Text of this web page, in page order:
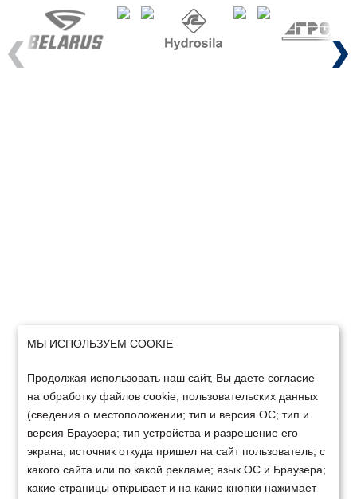
Previous Next
МЫ ИСПОЛЬЗУЕМ COOKIE
Продолжая использовать наш сайт, Вы даете согласие
на обработку файлов cookie, пользовательских данных
(сведения о местоположении; тип и версия ОС; тип и
версия Браузера; тип устройства и разрешение его
экрана; источник откуда пришел на сайт пользователь; с
какого сайта или по какой рекламе; язык ОС и Браузера;
какие страницы открывает и на какие кнопки нажимает